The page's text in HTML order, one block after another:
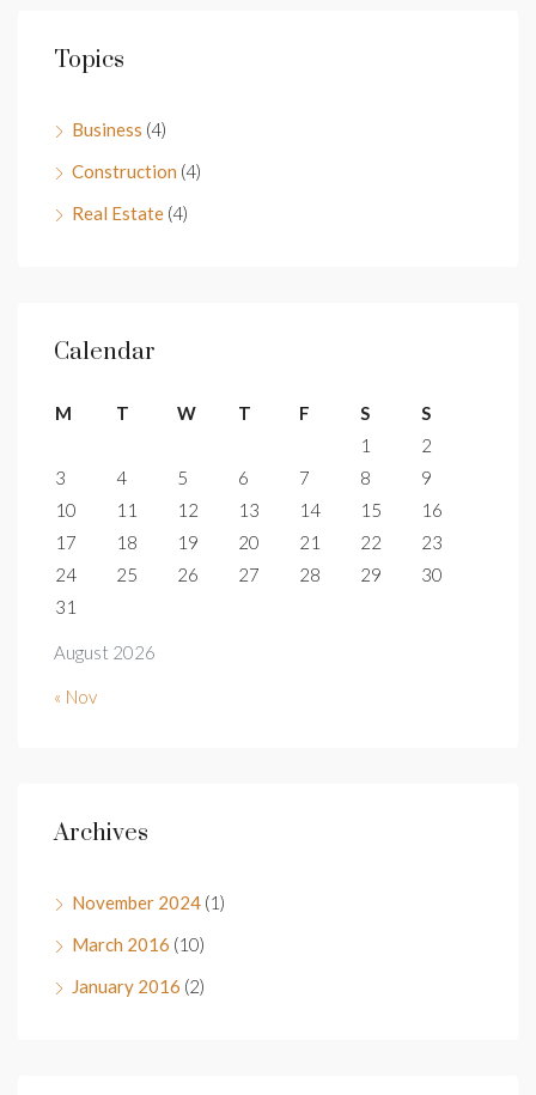
Topics
Business (4)
Construction (4)
Real Estate (4)
Calendar
August 2026
M T W T F S
S
1
2
3
4 5 6 7 8
9
10
11 12 13 14 15
16
17
18 19 20 21 22
23
24
25 26 27 28 29
30
31
« Nov
Archives
November 2024 (1)
March 2016 (10)
January 2016 (2)